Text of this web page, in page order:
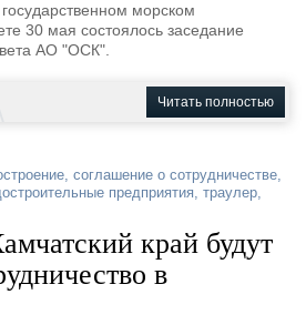
морском
30 мая состоялось заседание
АО "ОСК".
Читать полностью
, соглашение о сотрудничестве,
предприятия, траулер,
край будут
в